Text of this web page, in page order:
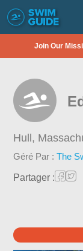
Join Our
Hull,
Géré Par :The
Partager :